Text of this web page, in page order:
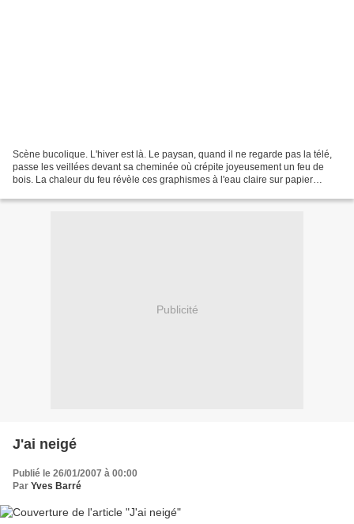
Scène bucolique. L'hiver est là. Le paysan, quand il ne regarde pas la télé,
passe les veillées devant sa cheminée où crépite joyeusement un feu de
bois. La chaleur du feu révèle ces graphismes à l'eau claire sur papier
Publicité
J'ai neigé
Publié le 26/01/2007 à 00:00
Par Yves Barré